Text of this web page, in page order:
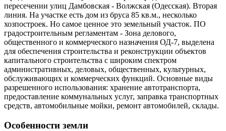
пересечении улиц Дамбовская - Волжская (Одесская). Вторая
линия. На участке есть дом из бруса 85 кв.м., несколько
хозпостроек. Но самое ценное это земельный участок. ПО
градостроительным регламентам - Зона делового,
общественного и коммерческого назначения ОД-7, выделена
для обеспечения строительства и реконструкции объектов
капитального строительства с широким спектром
административных, деловых, общественных, культурных,
обслуживающих и коммерческих функций. Основные виды
разрешенного использования: хранение автотранспорта,
предоставление коммунальных услуг, заправка транспортных
средств, автомобильные мойки, ремонт автомобилей, склады.
Особенности земли